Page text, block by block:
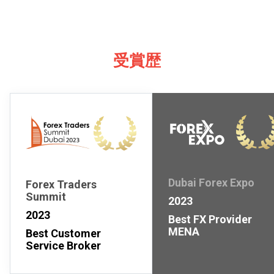
受賞歴
Forex Traders
Summit
2023
Best Customer
Service Broker
Dubai Forex Expo
2023
Best FX Provider
MENA